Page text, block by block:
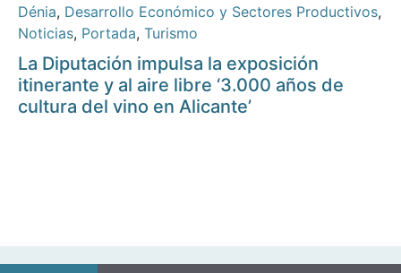
Dénia, Desarrollo Económico y Sectores Productivos,
Noticias, Portada, Turismo
La Diputación impulsa la exposición
itinerante y al aire libre ‘3.000 años de
cultura del vino en Alicante’